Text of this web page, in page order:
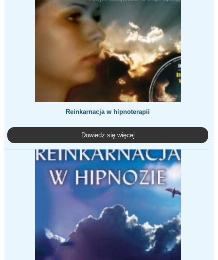
Reinkarnacja w hipnoterapii
Dowiedz się więcej